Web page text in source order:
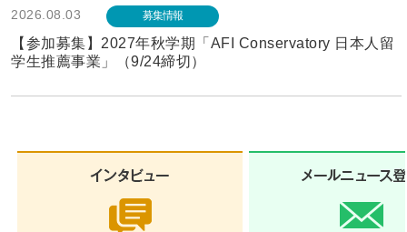
2026.08.03 募集情報
【参加募集】2027年秋学期「AFI Conservatory 日本人留
学生推薦事業」（9/24締切）